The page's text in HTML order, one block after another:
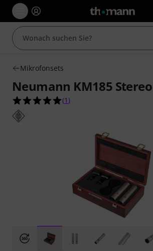
Mikrofonsets
Neumann KM185
5.0 von 5 Sternen aus 1
(1 )